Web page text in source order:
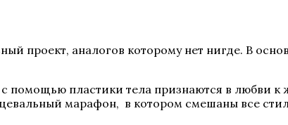
проект, аналогов которому нет нигде. В
помощью пластики тела признаются в любви
марафон, в котором смешаны все